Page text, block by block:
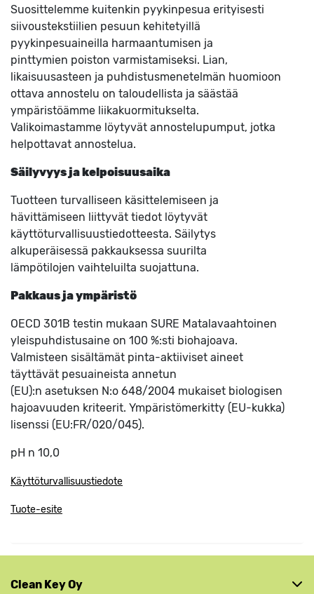
Suosittelemme kuitenkin pyykinpesua erityisesti
siivoustekstiilien pesuun kehitetyillä
pyykinpesuaineilla harmaantumisen ja
pinttymien poiston varmistamiseksi. Lian,
likaisuusasteen ja puhdistusmenetelmän huomioon
ottava annostelu on taloudellista ja säästää
ympäristöämme liikakuormitukselta.
Valikoimastamme löytyvät annostelupumput, jotka
helpottavat annostelua.
Säilyvyys ja kelpoisuusaika
Tuotteen turvalliseen käsittelemiseen ja
hävittämiseen liittyvät tiedot löytyvät
käyttöturvallisuustiedotteesta. Säilytys
alkuperäisessä pakkauksessa suurilta
lämpötilojen vaihteluilta suojattuna.
Pakkaus ja ympäristö
OECD 301B testin mukaan SURE Matalavaahtoinen
yleispuhdistusaine on 100 %:sti biohajoava.
Valmisteen sisältämät pinta-aktiiviset aineet
täyttävät pesuaineista annetun
(EU):n asetuksen N:o 648/2004 mukaiset biologisen
hajoavuuden kriteerit. Ympäristömerkitty (EU-kukka)
lisenssi (EU:FR/020/045).
pH n 10,0
Käyttöturvallisuustiedote
Tuote-esite
Clean Key Oy